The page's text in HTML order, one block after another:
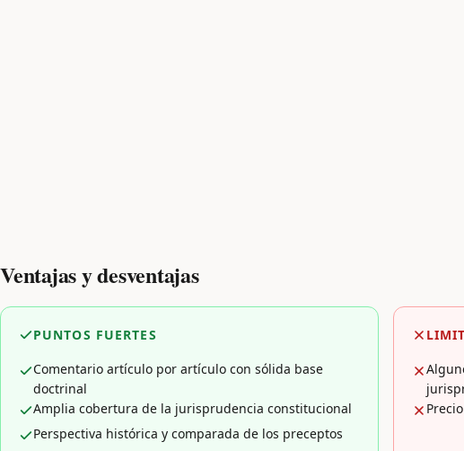
Ventajas y desventajas
PUNTOS FUERTES
Comentario artículo por artículo con sólida base
doctrinal
Amplia cobertura de la jurisprudencia constitucional
Perspectiva histórica y comparada de los preceptos